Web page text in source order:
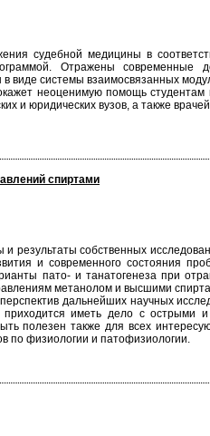
судебной медицины в
Отражены современные
виде системы взаимосвязанных
неоценимую помощь
и юридических вузов, а также
спиртами
результаты собственных
и современного состояния
пато- и танатогенеза при
метанолом и высшими
дальнейших научных
иметь дело с
полезен также для всех
по физиологии и патофизиологии.